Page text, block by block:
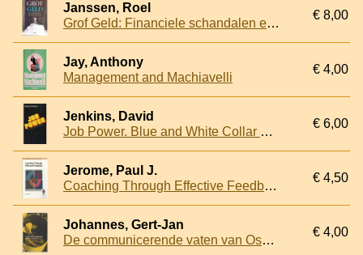
Janssen, Roel
Grof Geld: Financiele schandalen en speculatie in Nederland
€ 8,00
Jay, Anthony
Management and Machiavelli
€ 4,00
Jenkins, David
Job Power. Blue and White Collar Democracy
€ 6,00
Jerome, Paul J.
Coaching Through Effective Feedback. Increasing Performance Through Successful Communication
€ 4,50
Johannes, Gert-Jan
De communicerende vaten van Oscar van Leer. Ondernemerschap en filantropie in de Van Leer Entiteit, 1958-1986
€ 4,00